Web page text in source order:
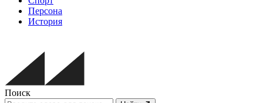
Персона
История
Поиск